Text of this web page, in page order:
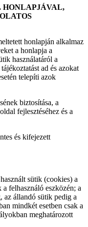
honlapján alkalmaz
a honlapja a
használatáról a
ad és azokat
telepíti azok
biztosítása, a
fejlesztéséhez és a
és kifejezett
sütik (cookies) a
felhasználó eszközén; a
az állandó sütik pedig a
mindkét esetben csak a
meghatározott